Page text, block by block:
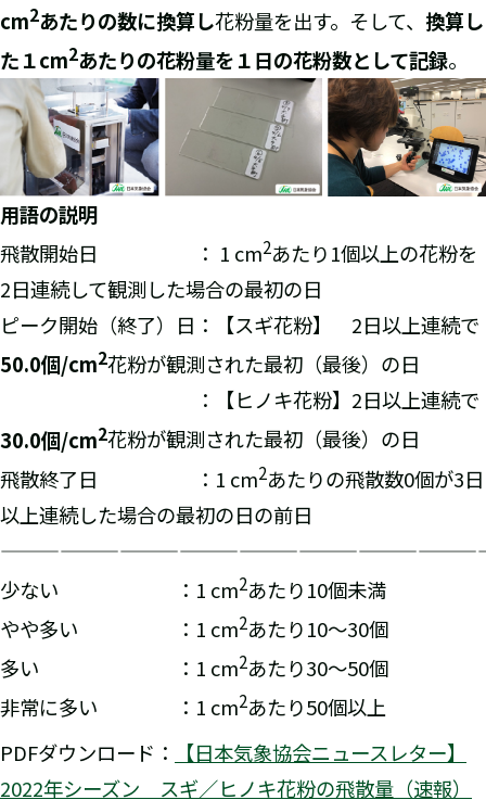
cm2あたりの数に換算し花粉量を出す。そして、 換算し
た１cm2あたりの花粉量を１日の花粉数として記録。
用語の説明
飛散開始日
： 1 cm2あたり1個以上の花粉を
2日連続して観測した場合の最初の日
ピーク開始（終了）日：【スギ花粉】 2日以上連続で
50.0個/cm2花粉が観測された最初（最後）の日
：【ヒノキ花粉】2日以上連続で
30.0個/cm2花粉が観測された最初（最後）の日
飛散終了日
：1 cm2あたりの飛散数0個が3日
以上連続した場合の最初の日の前日
少ない ：1 cm2あたり10個未満
やや多い ：1 cm2あたり10～30個
多い ：1 cm2あたり30～50個
非常に多い ：1 cm2あたり50個以上
PDFダウンロード：
【日本気象協会ニュースレター】
2022年シーズン スギ／ヒノキ花粉の飛散量（速報）